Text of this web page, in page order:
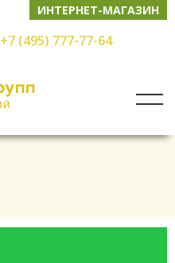
ИНТЕРНЕТ-МАГАЗИН
+7 (495) 777-77-64